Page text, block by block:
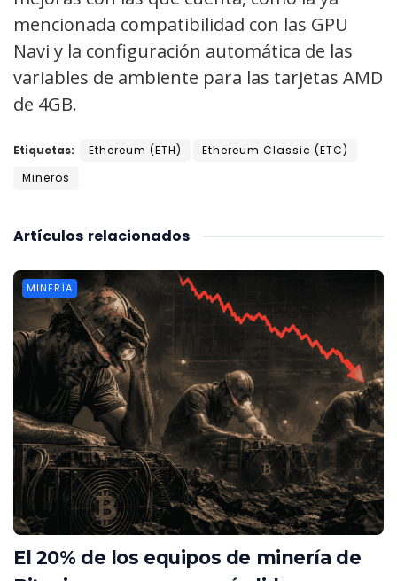
mencionada compatibilidad con las GPU
Navi y la configuración automática de las
variables de ambiente para las tarjetas AMD
de 4GB.
Etiquetas: Ethereum (ETH)
Ethereum Classic (ETC)
Mineros
relacionados
Artículos
MINERÍA
El 20% de los equipos de minería de